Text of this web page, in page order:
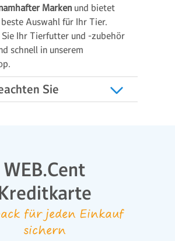
Marken und bietet
Auswahl für Ihr Tier.
Sie Ihr Tierfutter und -zubehör
schnell in unserem
Sie
WEB.Cent
für jeden Einkauf
sichern